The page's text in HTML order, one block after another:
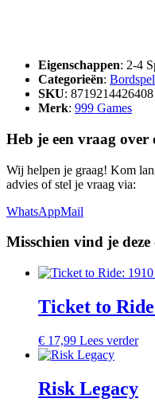
Eigenschappen: 2-4
Categorieën:
SKU: 8719214426408
Merk: 999 Games
Heb je een vraag
Wij helpen je graag! Kom
advies of stel je vraag via:
WhatsAppMail
Misschien vind je
Ticket to
€ 17,99 Lees verder
Risk Legacy